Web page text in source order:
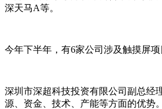
深天马A等。
今年下半年，有6家公司涉及触摸屏
深圳市深超科技投资有限公司副总经
源、资金、技术、产能等方面的优势。